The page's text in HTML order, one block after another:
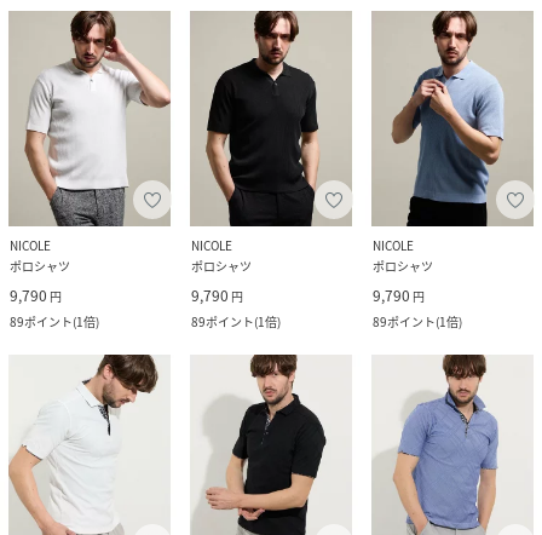
NICOLE
ポロシャツ
9,790 円
89ポイント(1倍)
NICOLE
ポロシャツ
9,790 円
89ポイント(1倍)
NICOLE
ポロシャツ
9,790 円
89ポイント(1倍)